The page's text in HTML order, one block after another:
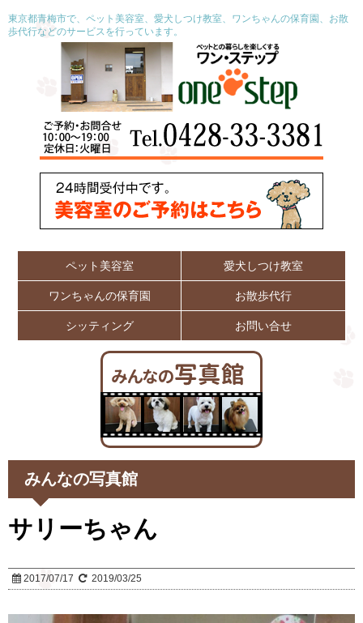
東京都青梅市で、ペット美容室、愛犬しつけ教室、ワンちゃんの保育園、お散
歩代行などのサービスを行っています。
ペット美容室 愛犬しつけ教室
ワンちゃんの保育園 お散歩代行
シッティング お問い合せ
みんなの写真館
サリーちゃん
2017/07/17 2019/03/25